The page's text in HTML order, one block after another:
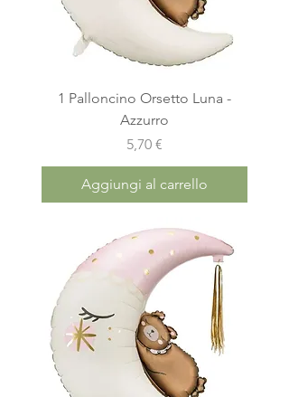
1 Palloncino Orsetto Luna -
Azzurro
Prezzo
5,70 €
Aggiungi al carrello